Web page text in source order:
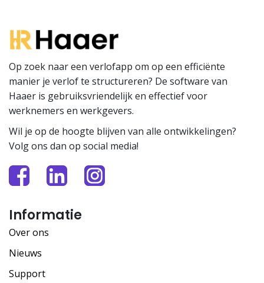
Op zoek naar een verlofapp om op een efficiënte
manier je verlof te structureren? De software van
Haaer is gebruiksvriendelijk en effectief voor
werknemers en werkgevers.
Wil je op de hoogte blijven van alle ontwikkelingen?
Volg ons dan op social media!
Informatie
Over ons
Nieuws
Support